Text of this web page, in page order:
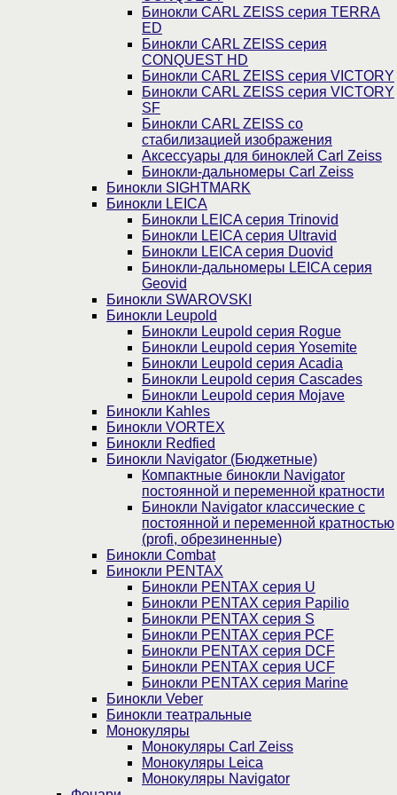
Бинокли CARL ZEISS серия TERRA
ED
Бинокли CARL ZEISS серия
CONQUEST HD
Бинокли CARL ZEISS серия VICTORY
Бинокли CARL ZEISS серия VICTORY
SF
Бинокли CARL ZEISS со
стабилизацией изображения
Аксессуары для биноклей Carl Zeiss
Бинокли-дальномеры Carl Zeiss
Бинокли SIGHTMARK
Бинокли LEICA
Бинокли LEICA серия Trinovid
Бинокли LEICA серия Ultravid
Бинокли LEICA серия Duovid
Бинокли-дальномеры LEICA серия
Geovid
Бинокли SWAROVSKI
Бинокли Leupold
Бинокли Leupold серия Rogue
Бинокли Leupold серия Yosemite
Бинокли Leupold серия Acadia
Бинокли Leupold серия Cascades
Бинокли Leupold серия Mojave
Бинокли Kahles
Бинокли VORTEX
Бинокли Redfied
Бинокли Navigator (Бюджетные)
Компактные бинокли Navigator
постоянной и переменной кратности
Бинокли Navigator классические с
постоянной и переменной кратностью
(profi, обрезиненные)
Бинокли Combat
Бинокли PENTAX
Бинокли PENTAX серия U
Бинокли PENTAX серия Papilio
Бинокли PENTAX серия S
Бинокли PENTAX серия PCF
Бинокли PENTAX серия DCF
Бинокли PENTAX серия UCF
Бинокли PENTAX серия Marine
Бинокли Veber
Бинокли театральные
Монокуляры
Монокуляры Carl Zeiss
Монокуляры Leica
Монокуляры Navigator